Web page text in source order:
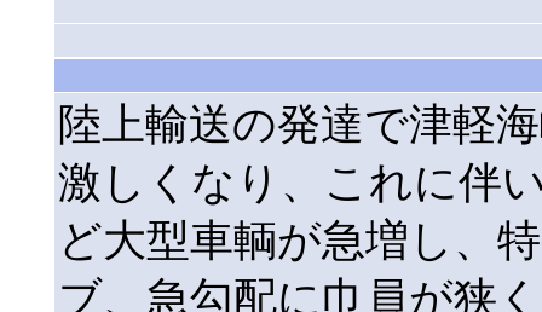
陸上輸送の発達で津軽
激しくなり、これに伴
ど大型車輌が急増し、
ブ、急勾配に巾員が狭